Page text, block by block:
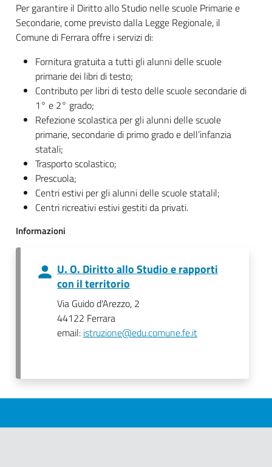
Per garantire il Diritto allo Studio nelle scuole Primarie e
Secondarie, come previsto dalla Legge Regionale, il
Comune di Ferrara offre i servizi di:
Fornitura gratuita a tutti gli alunni delle scuole
primarie dei libri di testo;
Contributo per libri di testo delle scuole secondarie di
1° e 2° grado;
Refezione scolastica per gli alunni delle scuole
primarie, secondarie di primo grado e dell’infanzia
statali;
Trasporto scolastico;
Prescuola;
Centri estivi per gli alunni delle scuole statalil;
Centri ricreativi estivi gestiti da privati.
Informazioni
U. O. Diritto allo Studio e rapporti
con il territorio
Via Guido d'Arezzo, 2
44122 Ferrara
email: istruzione@edu.comune.fe.it